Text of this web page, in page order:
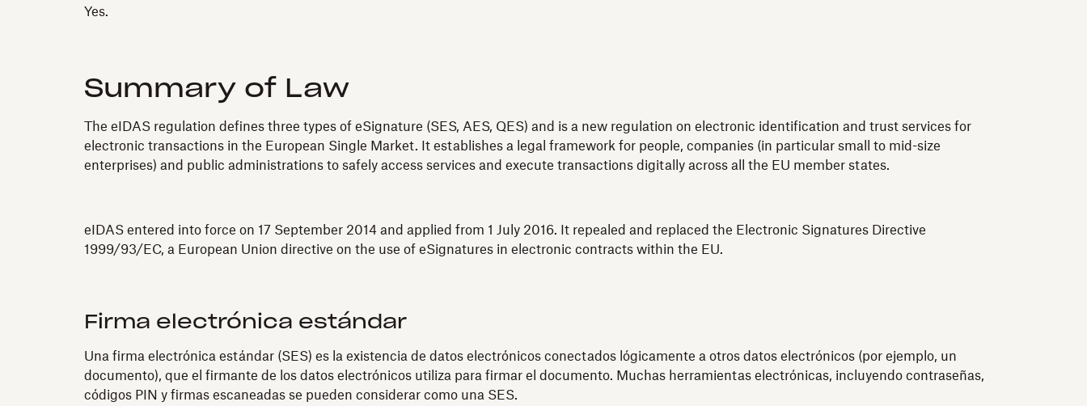
Yes.
Summary of Law
The eIDAS regulation defines three types of eSignature (SES, AES, QES) and is a new regulation on electronic identification and trust services for
electronic transactions in the European Single Market. It establishes a legal framework for people, companies (in particular small to mid-size
enterprises) and public administrations to safely access services and execute transactions digitally across all the EU member states.
eIDAS entered into force on 17 September 2014 and applied from 1 July 2016. It repealed and replaced the Electronic Signatures Directive
1999/93/EC, a European Union directive on the use of eSignatures in electronic contracts within the EU.
Firma electrónica estándar
Una firma electrónica estándar (SES) es la existencia de datos electrónicos conectados lógicamente a otros datos electrónicos (por ejemplo, un
documento), que el firmante de los datos electrónicos utiliza para firmar el documento. Muchas herramientas electrónicas, incluyendo contraseñas,
códigos PIN y firmas escaneadas se pueden considerar como una SES.